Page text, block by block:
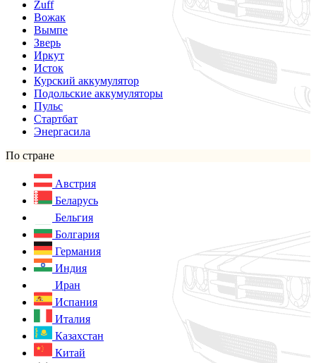
Zuff
Вожак
Вымпе
Зверь
Иркут
Исток
Курский аккумулятор
Подольские аккумуляторы
Пульс
Стартбат
Энергасила
По стране
Австрия
Беларусь
Бельгия
Болгария
Германия
Индия
Иран
Испания
Италия
Казахстан
Китай